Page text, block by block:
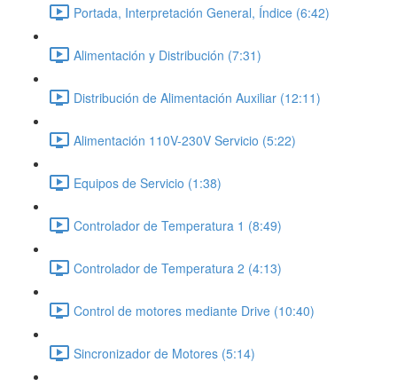
Portada, Interpretación General, Índice (6:42)
Alimentación y Distribución (7:31)
Distribución de Alimentación Auxiliar (12:11)
Alimentación 110V-230V Servicio (5:22)
Equipos de Servicio (1:38)
Controlador de Temperatura 1 (8:49)
Controlador de Temperatura 2 (4:13)
Control de motores mediante Drive (10:40)
Sincronizador de Motores (5:14)